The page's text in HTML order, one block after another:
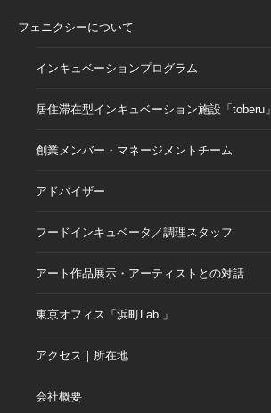
フェニクシーについて
インキュベーションプログラム
居住滞在型インキュベーション施設「toberu」
創業メンバー・マネージメントチーム
アドバイザー
フードインキュベータ／調理スタッフ
アート作品展示・アーティストとの対話
東京オフィス「浜町Lab.」
アクセス｜所在地
会社概要